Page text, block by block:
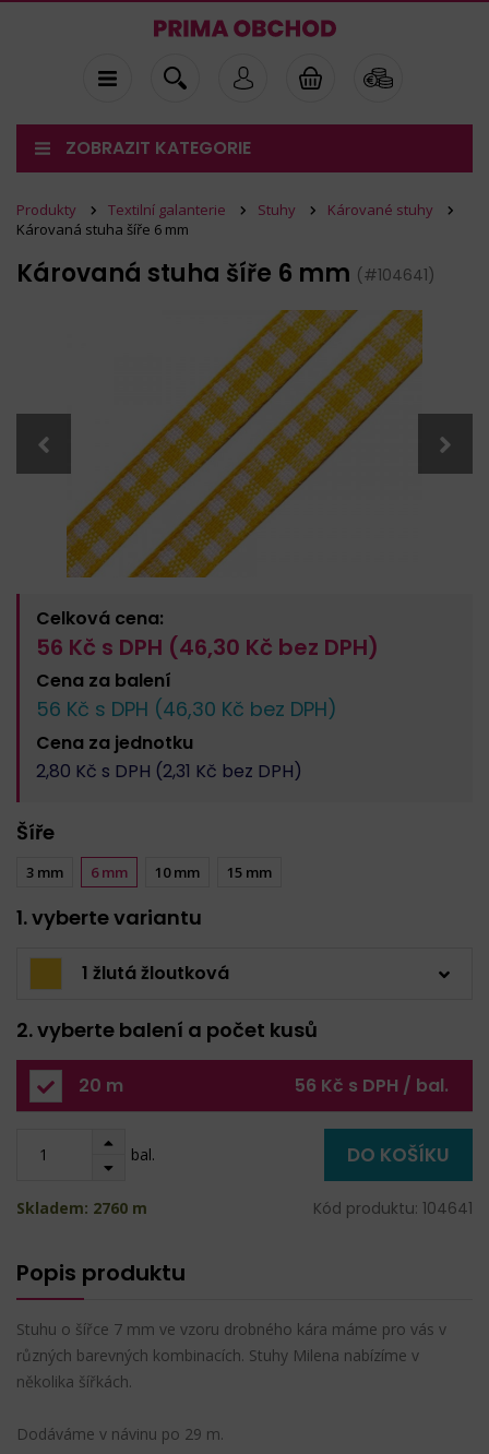
ZOBRAZIT KATEGORIE
Produkty Textilní galanterie Stuhy
Kárované stuhy
Károvaná stuha šíře 6 mm
Károvaná stuha šíře 6 mm (#104641)
Celková cena:
56 Kč s DPH (46,30 Kč bez DPH)
Cena za balení
56 Kč s DPH (46,30 Kč bez DPH)
Cena za jednotku
2,80 Kč s DPH (2,31 Kč bez DPH)
Šíře
3 mm 6 mm 10 mm 15 mm
1. vyberte variantu
1 žlutá žloutková
2. vyberte balení a počet kusů
20 m 56 Kč s DPH / bal.
bal. DO KOŠÍKU
Skladem: 2760 m Kód produktu: 104641
Popis produktu
Stuhu o šířce 7 mm ve vzoru drobného kára máme pro vás v
různých barevných kombinacích. Stuhy Milena nabízíme v
několika šířkách.
Dodáváme v návinu po 29 m.